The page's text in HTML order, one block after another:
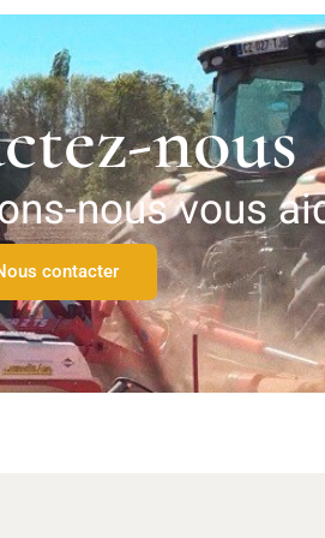
nous
nous vous
contacter